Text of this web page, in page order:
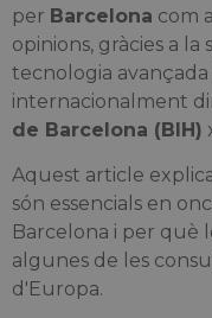
per Barcelona com
opinions, gràcies a
tecnologia
internacionalment
de Barcelona (BIH)
Aquest article
són essencials en
Barcelona i per què
algunes de les
d'Europa.